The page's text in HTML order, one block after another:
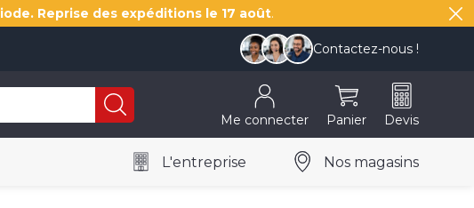
Reprise des expéditions le 17 août.
Contactez-nous !
Me connecter Panier Devis
L'entreprise Nos magasins